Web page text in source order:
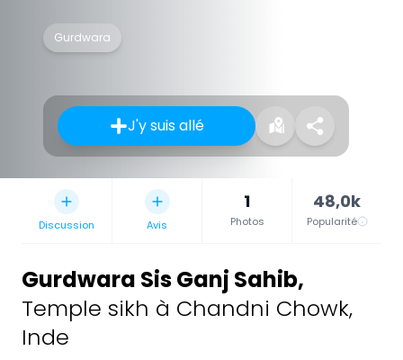
Gurdwara
J'y suis allé
Discussion Avis
1
Photos
48,0k
Popularité
Gurdwara Sis Ganj Sahib,
Temple sikh à Chandni Chowk,
Inde